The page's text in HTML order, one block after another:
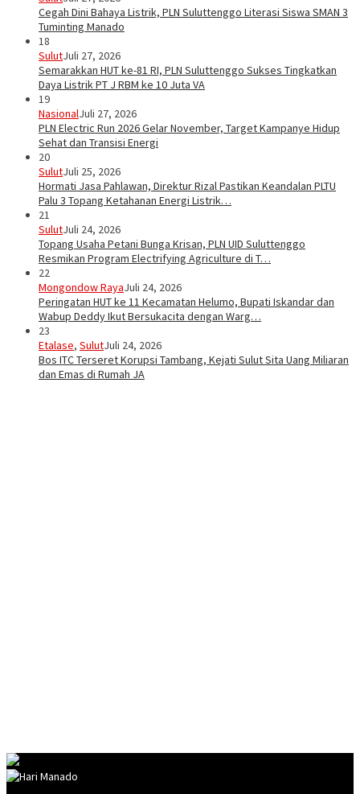
Cegah Dini Bahaya Listrik, PLN Suluttenggo Literasi Siswa SMAN 3
Tuminting Manado
18
SulutJuli 27, 2026
Semarakkan HUT ke-81 RI, PLN Suluttenggo Sukses Tingkatkan
Daya Listrik PT J RBM ke 10 Juta VA
19
NasionalJuli 27, 2026
PLN Electric Run 2026 Gelar November, Target Kampanye Hidup
Sehat dan Transisi Energi
20
SulutJuli 25, 2026
Hormati Jasa Pahlawan, Direktur Rizal Pastikan Keandalan PLTU
Palu 3 Topang Ketahanan Energi Listrik…
21
SulutJuli 24, 2026
Topang Usaha Petani Bunga Krisan, PLN UID Suluttenggo
Resmikan Program Electrifying Agriculture di T…
22
Mongondow RayaJuli 24, 2026
Peringatan HUT ke 11 Kecamatan Helumo, Bupati Iskandar dan
Wabup Deddy Ikut Bersukacita dengan Warg…
23
Etalase, SulutJuli 24, 2026
Bos ITC Terseret Korupsi Tambang, Kejati Sulut Sita Uang Miliaran
dan Emas di Rumah JA